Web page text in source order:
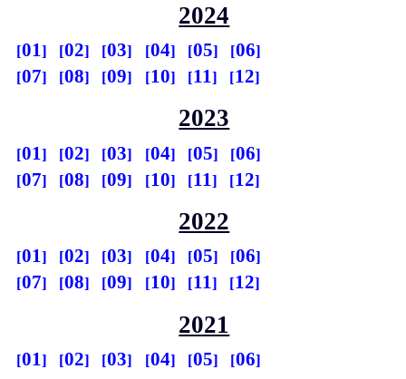
2024
01 02 03 04 05
06
07
08 09 10 11 12
2023
01 02 03 04 05
06
07
08 09 10 11 12
2022
01 02 03 04 05
06
07
08 09 10 11 12
2021
01 02 03 04 05
06